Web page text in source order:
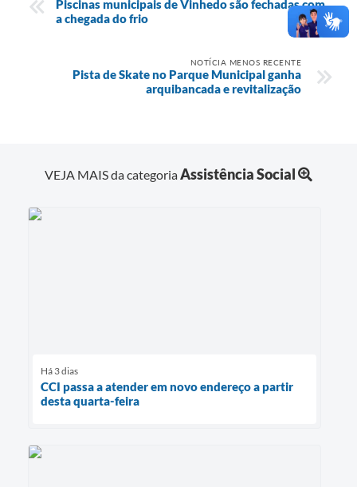
Piscinas municipais de Vinhedo são fechadas com
a chegada do frio
NOTÍCIA MENOS RECENTE
Pista de Skate no Parque Municipal ganha
arquibancada e revitalização
VEJA MAIS da categoriaAssistência Social
Há 3 dias
CCI passa a atender em novo endereço a partir
desta quarta-feira